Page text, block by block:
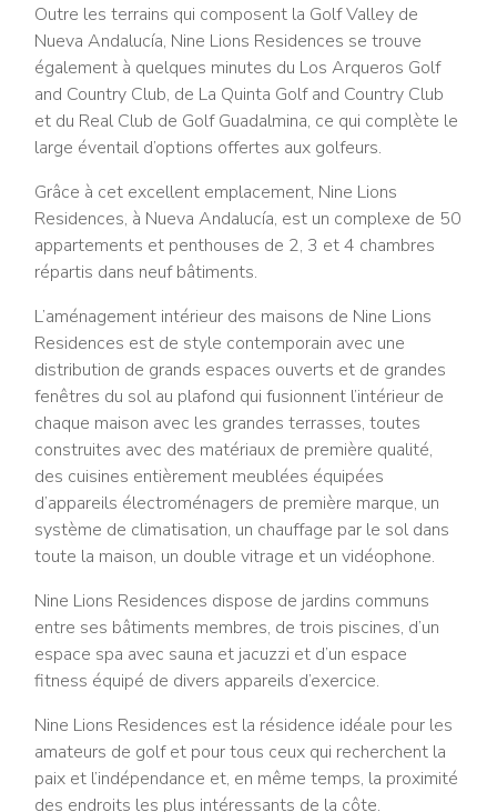
Outre les terrains qui composent la Golf Valley de
Nueva Andalucía, Nine Lions Residences se trouve
également à quelques minutes du Los Arqueros Golf
and Country Club, de La Quinta Golf and Country Club
et du Real Club de Golf Guadalmina, ce qui complète le
large éventail d’options offertes aux golfeurs.
Grâce à cet excellent emplacement, Nine Lions
Residences, à Nueva Andalucía, est un complexe de 50
appartements et penthouses de 2, 3 et 4 chambres
répartis dans neuf bâtiments.
L’aménagement intérieur des maisons de Nine Lions
Residences est de style contemporain avec une
distribution de grands espaces ouverts et de grandes
fenêtres du sol au plafond qui fusionnent l’intérieur de
chaque maison avec les grandes terrasses, toutes
construites avec des matériaux de première qualité,
des cuisines entièrement meublées équipées
d’appareils électroménagers de première marque, un
système de climatisation, un chauffage par le sol dans
toute la maison, un double vitrage et un vidéophone.
Nine Lions Residences dispose de jardins communs
entre ses bâtiments membres, de trois piscines, d’un
espace spa avec sauna et jacuzzi et d’un espace
fitness équipé de divers appareils d’exercice.
Nine Lions Residences est la résidence idéale pour les
amateurs de golf et pour tous ceux qui recherchent la
paix et l’indépendance et, en même temps, la proximité
des endroits les plus intéressants de la côte.